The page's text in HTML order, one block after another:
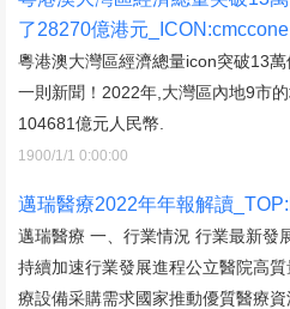
了28270億港元_ICON:cmccone
粵港澳大灣區經濟總量icon突破13
一則新聞！2022年,大灣區內地9市
104681億元人民幣.
1900/1/1 0:00:00
邁瑞醫療2022年年報解讀
邁瑞醫療 一、行業情況 行業最新發
持續加速行業發展進程公立醫院高
療設備采購需求國家推動優質醫療